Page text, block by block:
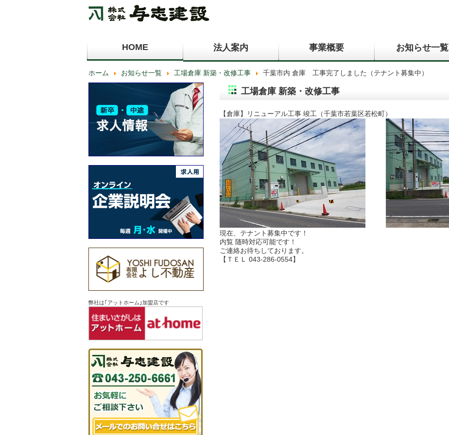
HOME 法人案内 事業概要 お知らせ一覧
ホーム お知らせ一覧 工場倉庫 新築・改修工事 千葉市内 倉庫 工事完了しました（テナント募集中）
弊社は｢アットホーム｣加盟店です
工場倉庫 新築・改修工事
【倉庫】リニューアル工事 竣工（千葉市若葉区若松町）
現在、テナント募集中です！
内覧 随時対応可能です！
ご連絡お待ちしております。
【ＴＥＬ 043-286-0554】